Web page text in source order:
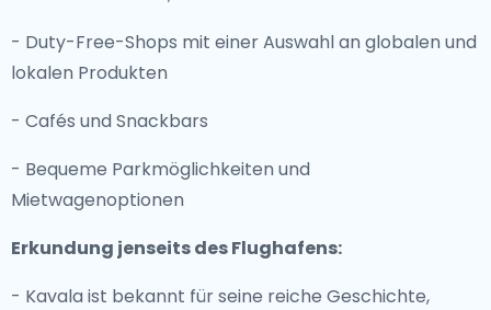
- Duty-Free-Shops mit einer Auswahl an globalen und
lokalen Produkten
- Cafés und Snackbars
- Bequeme Parkmöglichkeiten und
Mietwagenoptionen
Erkundung jenseits des Flughafens:
- Kavala ist bekannt für seine reiche Geschichte,